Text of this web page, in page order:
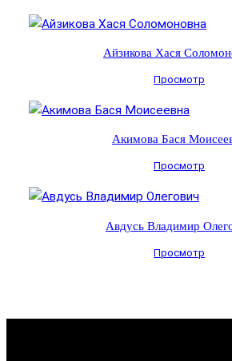
Айзикова Хася
Просмотр
Акимова Бася
Просмотр
Авдусь Владимир
Просмотр